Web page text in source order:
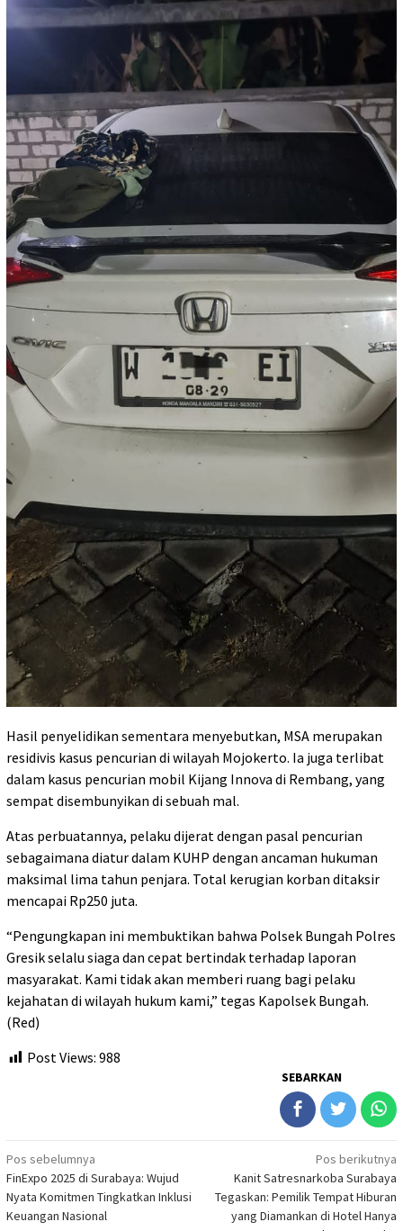
Hasil penyelidikan sementara menyebutkan, MSA merupakan
residivis kasus pencurian di wilayah Mojokerto. Ia juga terlibat
dalam kasus pencurian mobil Kijang Innova di Rembang, yang
sempat disembunyikan di sebuah mal.
Atas perbuatannya, pelaku dijerat dengan pasal pencurian
sebagaimana diatur dalam KUHP dengan ancaman hukuman
maksimal lima tahun penjara. Total kerugian korban ditaksir
mencapai Rp250 juta.
“Pengungkapan ini membuktikan bahwa Polsek Bungah Polres
Gresik selalu siaga dan cepat bertindak terhadap laporan
masyarakat. Kami tidak akan memberi ruang bagi pelaku
kejahatan di wilayah hukum kami,” tegas Kapolsek Bungah.
(Red)
Post Views: 988
SEBARKAN
Navigasi
pos
Pos sebelumnya
FinExpo 2025 di Surabaya: Wujud
Nyata Komitmen Tingkatkan Inklusi
Keuangan Nasional
Pos berikutnya
Kanit Satresnarkoba Surabaya
Tegaskan: Pemilik Tempat Hiburan
yang Diamankan di Hotel Hanya